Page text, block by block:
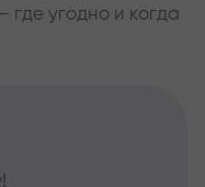
где угодно и когда